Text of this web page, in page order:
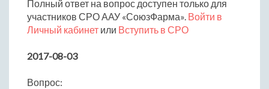
Полный ответ на вопрос доступен только для
участников СРО ААУ «СоюзФарма». Войти в
Личный кабинет или Вступить в СРО
2017-08-03
Вопрос: